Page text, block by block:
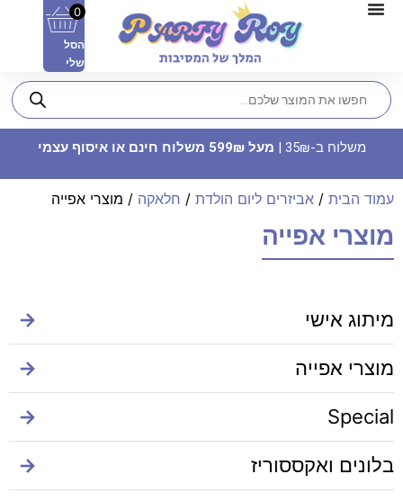
0
הסל
שלי
משלוח ב-35₪ | מעל 599₪ משלוח חינם או איסוף עצמי
עמוד הבית / אביזרים ליום הולדת / חלאקה / מוצרי אפייה
מוצרי אפייה
מיתוג אישי →
מוצרי אפייה →
Special
→
בלונים ואקססוריז →